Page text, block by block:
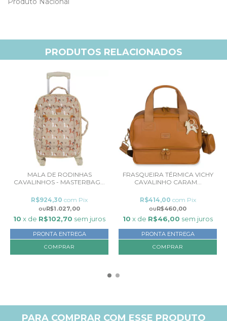
PRODUTOS RELACIONADOS
MALA DE RODINHAS
CAVALINHOS - MASTERBAG...
R$1.027,00
R$924,30 com Pix
10 x de R$102,70 sem juros
PRONTA ENTREGA
FRASQUEIRA TÉRMICA VICHY
CAVALINHO CARAM...
R$460,00
R$414,00 com Pix
10 x de R$46,00 sem juros
PRONTA ENTREGA
PARA COMPRAR COM ESSE PRODUTO